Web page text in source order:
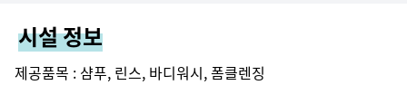
시설 정보
제공품목 : 샴푸, 린스, 바디워시, 폼클렌징